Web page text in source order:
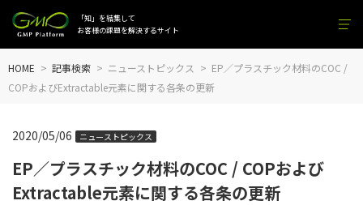
「知」を結集して
お客様の課題を解決するサイト
HOME 記事検索 ニューストピックス
EP／プラスチック材料のCOC /
COPおよびExtractable元素に関する各条の更新
EP／プラスチック材料のCOC / COPおよび
Extractable元素に関する各条の更新
2020/05/06 ニューストピックス